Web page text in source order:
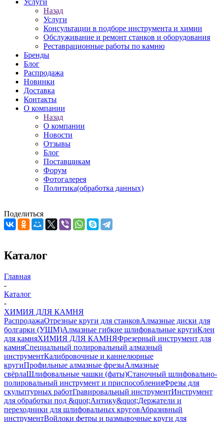
Услуги
Назад
Услуги
Консультации в подборе инструмента и химии
Обслуживание и ремонт станков и оборудования
Реставрационные работы по камню
Бренды
Блог
Распродажа
Новинки
Доставка
Контакты
О компании
Назад
О компании
Новости
Отзывы
Блог
Поставщикам
Форум
Фотогалерея
Политика(обработка данных)
Поделиться
Каталог
Главная
-
Каталог
-
ХИМИЯ ДЛЯ КАМНЯ
РаспродажаОтрезные круги для станковАлмазные диски для
болгарки (УШМ)Алмазные гибкие шлифовальные кругиКлеи
для камняХИМИЯ ДЛЯ КАМНЯФрезерный инструмент для
камняСпециальный полировальный алмазный
инструментКалибровочные и каннелюрные
кругиПрофильные алмазные фрезыАлмазные
свёрлаШлифовальные чашки (фаты)Станочный шлифовально-
полировальный инструмент и приспособленияФрезы для
скульптурных работГравировальный инструментИнструмент
для обработки под &quot;Антику&quot;Держатели и
переходники для шлифовальных круговАбразивный
инструментВойлоки фетры и размывочные круги для